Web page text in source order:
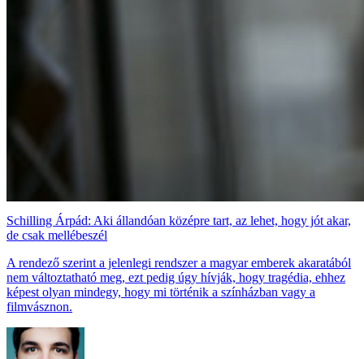
Schilling Árpád: Aki állandóan középre tart, az lehet, hogy jót akar,
de csak mellébeszél
A rendező szerint a jelenlegi rendszer a magyar emberek akaratából
nem változtatható meg, ezt pedig úgy hívják, hogy tragédia, ehhez
képest olyan mindegy, hogy mi történik a színházban vagy a
filmvásznon.